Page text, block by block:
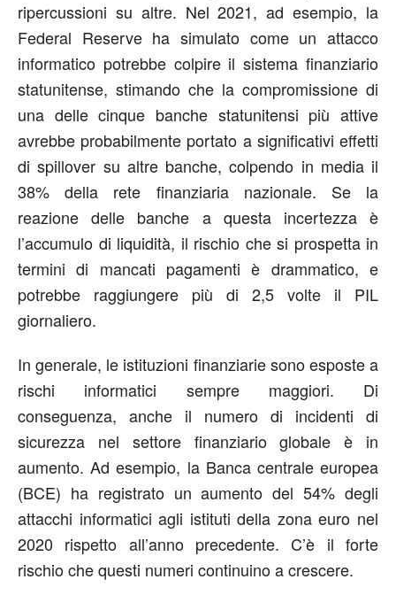
ripercussioni su altre. Nel 2021, ad esempio, la
Federal Reserve ha simulato come un attacco
informatico potrebbe colpire il sistema finanziario
statunitense, stimando che la compromissione di
una delle cinque banche statunitensi più attive
avrebbe probabilmente portato a significativi effetti
di spillover su altre banche, colpendo in media il
38% della rete finanziaria nazionale. Se la
reazione delle banche a questa incertezza è
l’accumulo di liquidità, il rischio che si prospetta in
termini di mancati pagamenti è drammatico, e
potrebbe raggiungere più di 2,5 volte il PIL
giornaliero.
In generale, le istituzioni finanziarie sono esposte a
rischi informatici sempre maggiori. Di
conseguenza, anche il numero di incidenti di
sicurezza nel settore finanziario globale è in
aumento. Ad esempio, la Banca centrale europea
(BCE) ha registrato un aumento del 54% degli
attacchi informatici agli istituti della zona euro nel
2020 rispetto all’anno precedente. C’è il forte
rischio che questi numeri continuino a crescere.